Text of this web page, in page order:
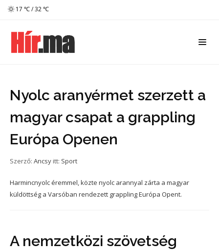
17 ℃ / 32 ℃
Nyolc aranyérmet szerzett a
magyar csapat a grappling
Európa Openen
Szerző: Ancsy itt: Sport
Harmincnyolc éremmel, közte nyolc arannyal zárta a magyar
küldöttség a Varsóban rendezett grappling Európa Opent.
A nemzetközi szövetség